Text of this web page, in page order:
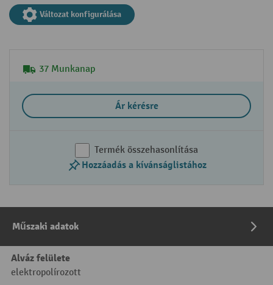
Változat konfigurálása
37 Munkanap
Ár kérésre
Termék összehasonlítása
Hozzáadás a kívánságlistához
Műszaki adatok
Alváz felülete
elektropolírozott